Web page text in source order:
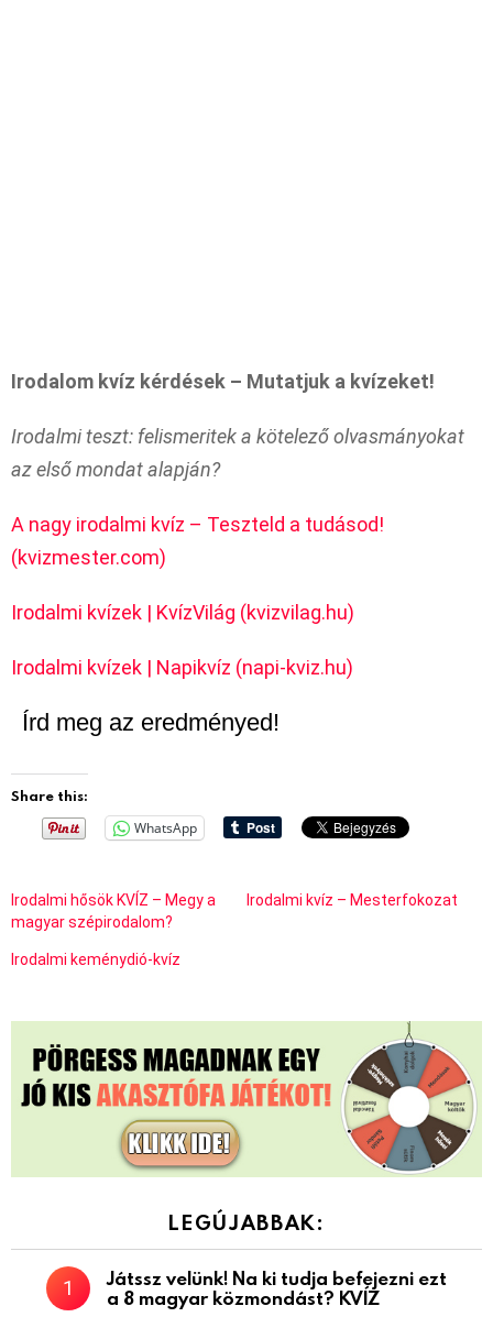
Irodalom kvíz kérdések – Mutatjuk a kvízeket!
Irodalmi teszt: felismeritek a kötelező olvasmányokat
az első mondat alapján?
A nagy irodalmi kvíz – Teszteld a tudásod!
(kvizmester.com)
Irodalmi kvízek | KvízVilág (kvizvilag.hu)
Irodalmi kvízek | Napikvíz (napi-kviz.hu)
Írd meg az eredményed!
Share this:
WhatsApp
Irodalmi hősök KVÍZ – Megy a
magyar szépirodalom?
Irodalmi kvíz – Mesterfokozat
Irodalmi keménydió-kvíz
LEGÚJABBAK:
Játssz velünk! Na ki tudja befejezni ezt
a 8 magyar közmondást? KVÍZ